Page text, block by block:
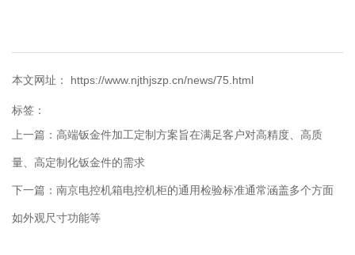
本文网址： https://www.njthjszp.cn/news/75.html
标签：
上一篇： 高端钣金件加工定制方案旨在满足客户对高精度、高质
量、高定制化钣金件的需求
下一篇： 南京电控机箱电控机柜的通用检验标准通常涵盖多个方面
如外观尺寸功能等